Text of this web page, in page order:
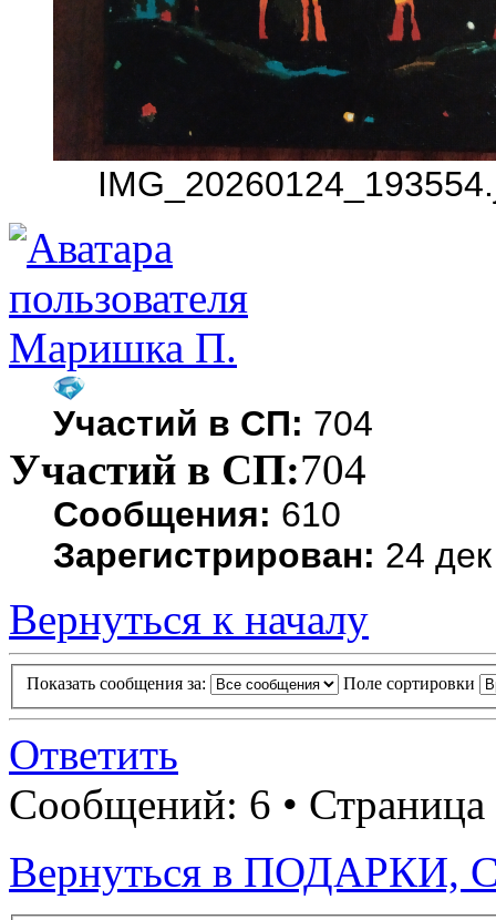
Маришка П.
Участий в СП: 704
Участий в СП:704
Сообщения: 610
Зарегистрирован: 24
Вернуться к началу
Показать сообщения за: Поле сортировки
Ответить
Сообщений: 6 • Страница
Вернуться в